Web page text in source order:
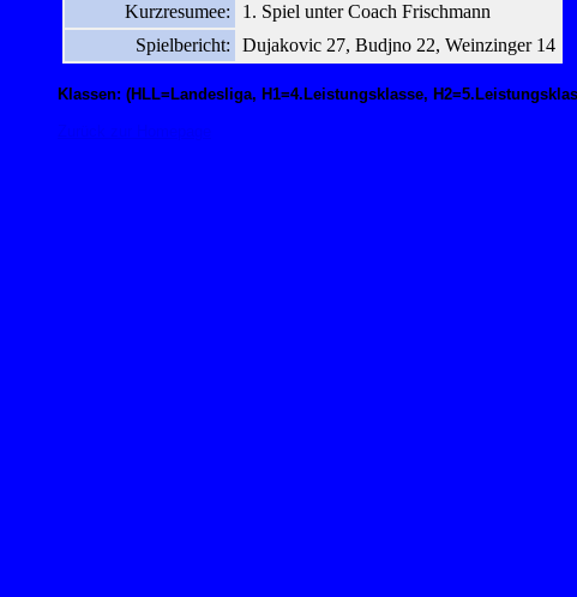
Kurzresumee:
1. Spiel unter Coach Frischmann
Spielbericht:
Dujakovic 27, Budjno 22, Weinzinger 14
Klassen: (HLL=Landesliga, H1=4.Leistungsklasse,